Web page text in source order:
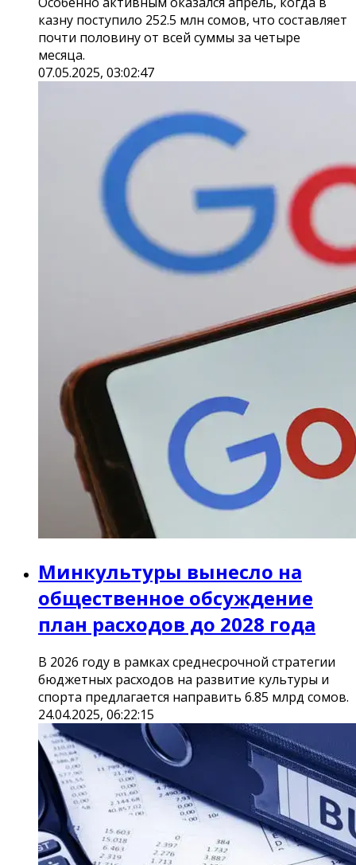
казну поступило 252.5 млн сомов, что составляет
почти половину от всей суммы за четыре
месяца.
07.05.2025, 03:02:47
Минкультуры вынесло на
общественное обсуждение
план расходов до 2028 года
В 2026 году в рамках среднесрочной стратегии
бюджетных расходов на развитие культуры и
спорта предлагается направить 6.85 млрд сомов.
24.04.2025, 06:22:15